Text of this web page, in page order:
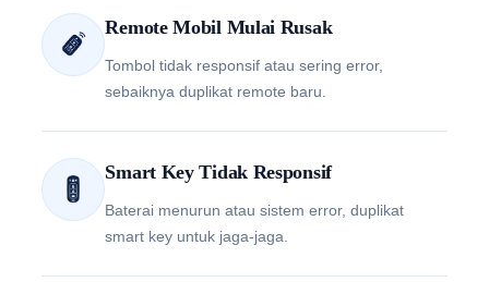
Remote Mobil Mulai Rusak
Tombol tidak responsif atau sering error,
sebaiknya duplikat remote baru.
Smart Key Tidak Responsif
Baterai menurun atau sistem error, duplikat
smart key untuk jaga-jaga.